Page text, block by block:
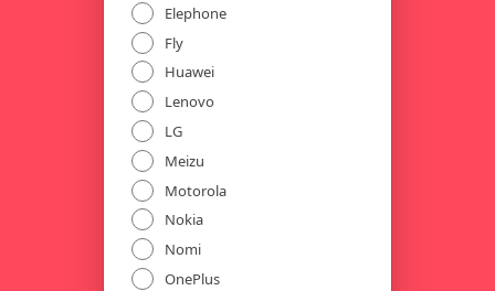
Elephone
Fly
Huawei
Lenovo
LG
Meizu
Motorola
Nokia
Nomi
OnePlus